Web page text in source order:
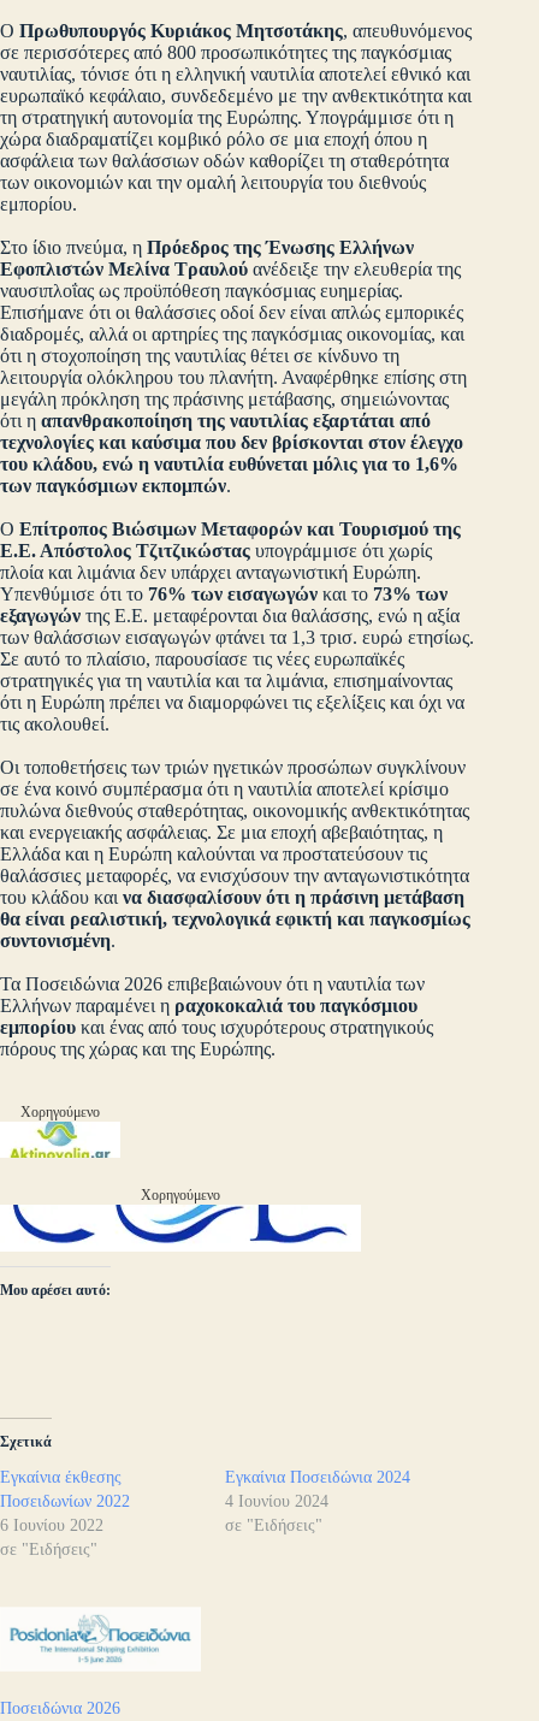
Ο Πρωθυπουργός Κυριάκος Μητσοτάκης, απευθυνόμενος
σε περισσότερες από 800 προσωπικότητες της παγκόσμιας
ναυτιλίας, τόνισε ότι η ελληνική ναυτιλία αποτελεί εθνικό και
ευρωπαϊκό κεφάλαιο, συνδεδεμένο με την ανθεκτικότητα και
τη στρατηγική αυτονομία της Ευρώπης. Υπογράμμισε ότι η
χώρα διαδραματίζει κομβικό ρόλο σε μια εποχή όπου η
ασφάλεια των θαλάσσιων οδών καθορίζει τη σταθερότητα
των οικονομιών και την ομαλή λειτουργία του διεθνούς
εμπορίου.
Στο ίδιο πνεύμα, η Πρόεδρος της Ένωσης Ελλήνων
Εφοπλιστών Μελίνα Τραυλού ανέδειξε την ελευθερία της
ναυσιπλοΐας ως προϋπόθεση παγκόσμιας ευημερίας.
Επισήμανε ότι οι θαλάσσιες οδοί δεν είναι απλώς εμπορικές
διαδρομές, αλλά οι αρτηρίες της παγκόσμιας οικονομίας, και
ότι η στοχοποίηση της ναυτιλίας θέτει σε κίνδυνο τη
λειτουργία ολόκληρου του πλανήτη. Αναφέρθηκε επίσης στη
μεγάλη πρόκληση της πράσινης μετάβασης, σημειώνοντας
ότι η απανθρακοποίηση της ναυτιλίας εξαρτάται από
τεχνολογίες και καύσιμα που δεν βρίσκονται στον έλεγχο
του κλάδου, ενώ η ναυτιλία ευθύνεται μόλις για το 1,6%
των παγκόσμιων εκπομπών.
Ο Επίτροπος Βιώσιμων Μεταφορών και Τουρισμού της
Ε.Ε. Απόστολος Τζιτζικώστας υπογράμμισε ότι χωρίς
πλοία και λιμάνια δεν υπάρχει ανταγωνιστική Ευρώπη.
Υπενθύμισε ότι το 76% των εισαγωγών και το 73% των
εξαγωγών της Ε.Ε. μεταφέρονται δια θαλάσσης, ενώ η αξία
των θαλάσσιων εισαγωγών φτάνει τα 1,3 τρισ. ευρώ ετησίως.
Σε αυτό το πλαίσιο, παρουσίασε τις νέες ευρωπαϊκές
στρατηγικές για τη ναυτιλία και τα λιμάνια, επισημαίνοντας
ότι η Ευρώπη πρέπει να διαμορφώνει τις εξελίξεις και όχι να
τις ακολουθεί.
Οι τοποθετήσεις των τριών ηγετικών προσώπων συγκλίνουν
σε ένα κοινό συμπέρασμα ότι η ναυτιλία αποτελεί κρίσιμο
πυλώνα διεθνούς σταθερότητας, οικονομικής ανθεκτικότητας
και ενεργειακής ασφάλειας. Σε μια εποχή αβεβαιότητας, η
Ελλάδα και η Ευρώπη καλούνται να προστατεύσουν τις
θαλάσσιες μεταφορές, να ενισχύσουν την ανταγωνιστικότητα
του κλάδου και να διασφαλίσουν ότι η πράσινη μετάβαση
θα είναι ρεαλιστική, τεχνολογικά εφικτή και παγκοσμίως
συντονισμένη.
Τα Ποσειδώνια 2026 επιβεβαιώνουν ότι η ναυτιλία των
Ελλήνων παραμένει η ραχοκοκαλιά του παγκόσμιου
εμπορίου και ένας από τους ισχυρότερους στρατηγικούς
πόρους της χώρας και της Ευρώπης.
Χορηγούμενο
Χορηγούμενο
Μου αρέσει αυτό:
Σχετικά
Εγκαίνια έκθεσης
Ποσειδωνίων 2022
6 Ιουνίου 2022
σε "Ειδήσεις"
Εγκαίνια Ποσειδώνια 2024
4 Ιουνίου 2024
σε "Ειδήσεις"
Ποσειδώνια 2026